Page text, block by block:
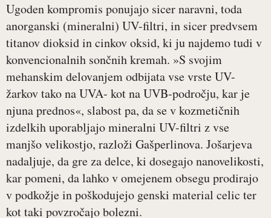
Ugoden kompromis ponujajo sicer naravni, toda
anorganski (mineralni) UV-filtri, in sicer predvsem
titanov dioksid in cinkov oksid, ki ju najdemo tudi v
konvencionalnih sončnih kremah. »S svojim
mehanskim delovanjem odbijata vse vrste UV-
žarkov tako na UVA- kot na UVB-področju, kar je
njuna prednos«, slabost pa, da se v kozmetičnih
izdelkih uporabljajo mineralni UV-filtri z vse
manjšo velikostjo, razloži Gašperlinova. Jošarjeva
nadaljuje, da gre za delce, ki dosegajo nanovelikosti,
kar pomeni, da lahko v omejenem obsegu prodirajo
v podkožje in poškodujejo genski material celic ter
kot taki povzročajo bolezni.